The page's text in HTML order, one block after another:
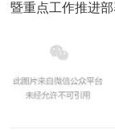
暨重点工作推进